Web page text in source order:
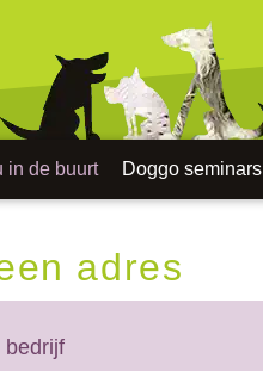
in de buurt Doggo seminars
adres
bedrijf